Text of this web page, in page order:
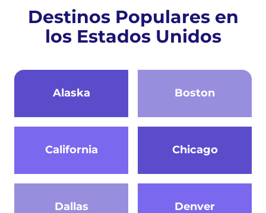
Destinos Populares en
los Estados Unidos
Alaska Boston
California Chicago
Dallas Denver